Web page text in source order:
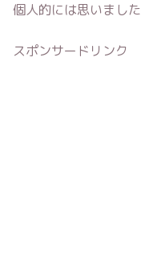
個人的には思いまし
スポンサードリンク